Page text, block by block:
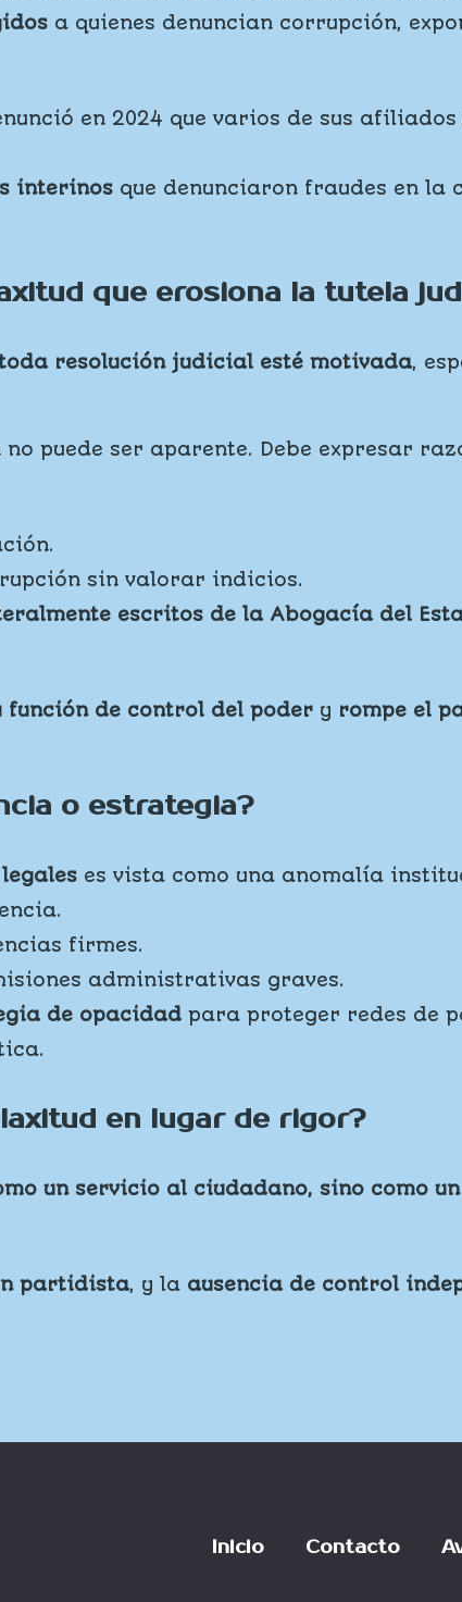
a quienes denuncian corrupción,
en 2024 que varios de sus
interinos que denunciaron fraudes en la
que erosiona la tutela
resolución judicial esté motivada,
no puede ser aparente. Debe expresar
sin valorar indicios.
escritos de la Abogacía del
función de control del poder y rompe el
o estrategia?
es vista como una anomalía
firmes.
administrativas graves.
de opacidad para proteger redes de
en lugar de rigor?
un servicio al ciudadano, sino como
partidista, y la ausencia de control
Inicio Contacto